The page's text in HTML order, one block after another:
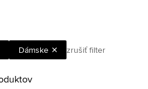
Dámske zrušiť filter